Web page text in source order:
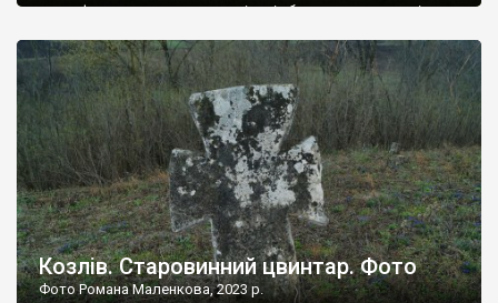
рельєфне пано, яке показує жінку і яблуню, а трохи далі, десь
не видно, але видно дві стареньких колії у траві – […]
Козлів. Старовинний цвинтар. Фото
Фото Романа Маленкова, 2023 р.